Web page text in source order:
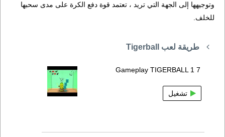
وتوجيهها إلى الجهة التي تريد ، تعتمد قوة دفع الكرة على مدى سحبها
للخلف.
طريقة لعب Tigerball
Gameplay TIGERBALL 1 7
تشغيل